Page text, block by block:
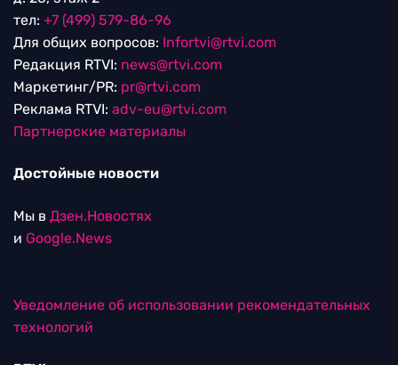
тел: +7 (499) 579-86-96
Для общих вопросов: Infortvi@rtvi.com
Редакция RTVI: news@rtvi.com
Маркетинг/PR: pr@rtvi.com
Реклама RTVI: adv-eu@rtvi.com
Партнерские материалы
Достойные новости
Мы в Дзен.Новостях
и Google.News
Уведомление об использовании рекомендательных
технологий